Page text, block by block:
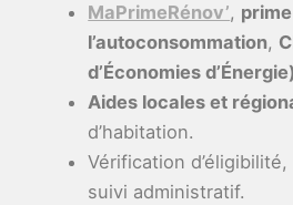
MaPrimeRénov’,
l’autoconsommation,
d’Économies d’Énergie)
Aides locales et
d’habitation.
Vérification
suivi administratif.